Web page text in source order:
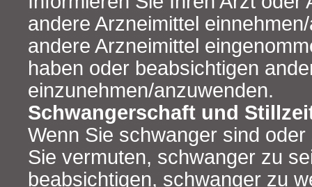
andere Arzneimittel
andere Arzneimittel
haben oder beabsichtigen
einzunehmen/anzuwenden.
Schwangerschaft und
Wenn Sie schwanger sind
Sie vermuten, schwanger zu
beabsichtigen, schwanger zu